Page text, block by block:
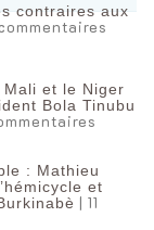
contraires aux
et le Niger
Bola Tinubu
: Mathieu
et
| 11